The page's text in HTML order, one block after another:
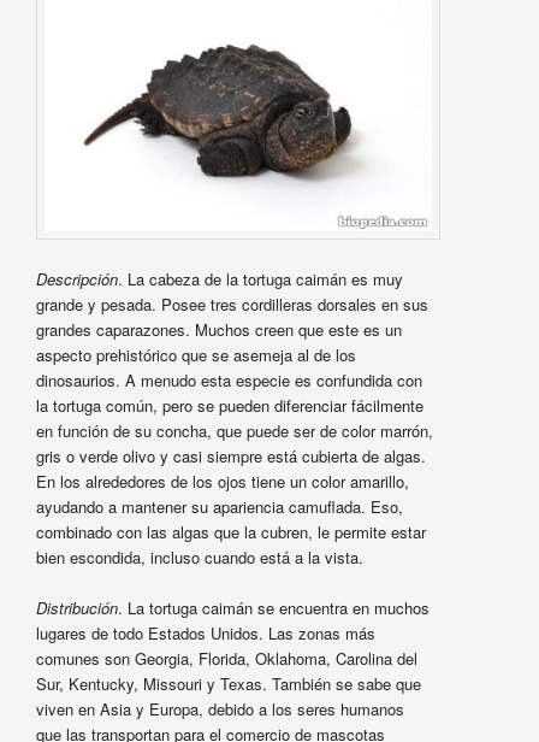
Descripción. La cabeza de la tortuga caimán es muy
grande y pesada. Posee tres cordilleras dorsales en sus
grandes caparazones. Muchos creen que este es un
aspecto prehistórico que se asemeja al de los
dinosaurios. A menudo esta especie es confundida con
la tortuga común, pero se pueden diferenciar fácilmente
en función de su concha, que puede ser de color marrón,
gris o verde olivo y casi siempre está cubierta de algas.
En los alrededores de los ojos tiene un color amarillo,
ayudando a mantener su apariencia camuflada. Eso,
combinado con las algas que la cubren, le permite estar
bien escondida, incluso cuando está a la vista.
Distribución. La tortuga caimán se encuentra en muchos
lugares de todo Estados Unidos. Las zonas más
comunes son Georgia, Florida, Oklahoma, Carolina del
Sur, Kentucky, Missouri y Texas. También se sabe que
viven en Asia y Europa, debido a los seres humanos
que las transportan para el comercio de mascotas